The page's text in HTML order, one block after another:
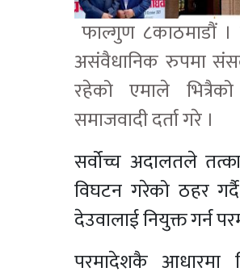
फाल्गुण ८काठमाडौं
असंवैधानिक रुपमा
रहेको एमाले
समाजवादी दर्ता गरे ।
सर्वोच्च अदालतले
विघटन गरेको ठहर गर्दै
देउवालाई नियुक्त गर्न
परमादेशकै